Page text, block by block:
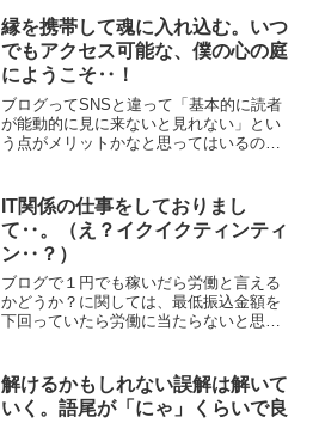
されていない洞窟の中で寝泊まりする生
活に逆行しますか？今の綺麗...
縁を携帯して魂に入れ込む。いつ
でもアクセス可能な、僕の心の庭
にようこそ‥！
ブログってSNSと違って「基本的に読者
が能動的に見に来ないと見れない」とい
う点がメリットかなと思ってはいるので
害目的で広告する」とかよくある手法と
して使われているみたい...
IT関係の仕事をしておりまし
て‥。（え？イクイクティンティ
ン‥？）
ブログで１円でも稼いだら労働と言える
かどうか？に関しては、最低振込金額を
下回っていたら労働に当たらないと思わ
い稼ぎをすることでも労働と言える。株
に至っては実質ギャンブ...
解けるかもしれない誤解は解いて
いく。語尾が「にゃ」くらいで良